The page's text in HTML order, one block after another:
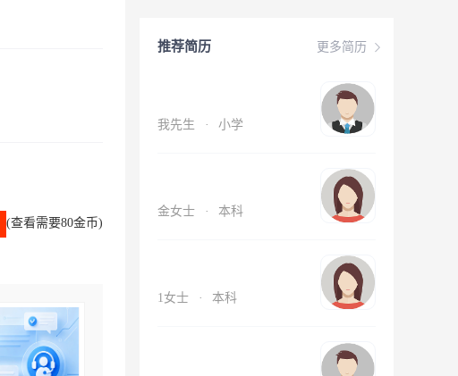
(查看需要80金币)
更多简历
推荐简历
我先生 · 小学
金女士 · 本科
1女士 · 本科